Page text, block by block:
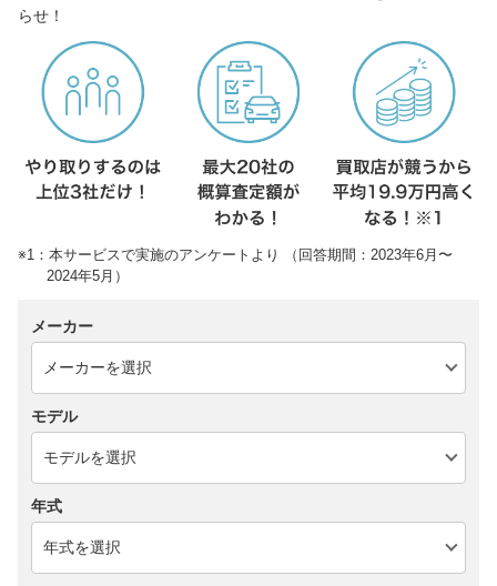
らせ！
※1：本サービスで実施のアンケートより （回答期間：2023年6月〜
2024年5月）
メーカー
モデル
年式